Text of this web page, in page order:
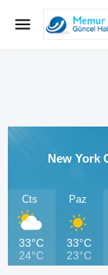
New York
Cts
33°C
24°C
Paz
33°C
23°C